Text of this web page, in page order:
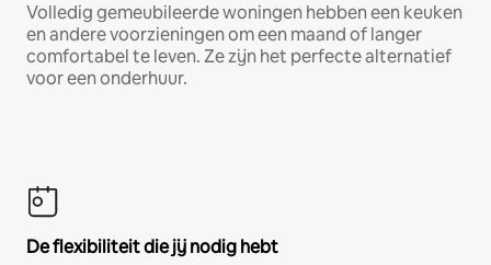
Volledig gemeubileerde woningen hebben een keuken
en andere voorzieningen om een maand of langer
comfortabel te leven. Ze zijn het perfecte alternatief
voor een onderhuur.
De flexibiliteit die jij nodig hebt